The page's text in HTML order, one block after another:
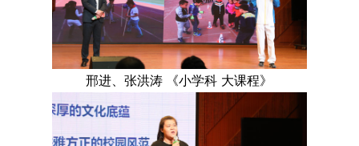
邢进、张洪涛 《小学科 大课程》